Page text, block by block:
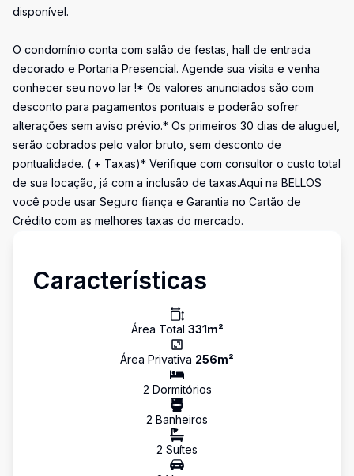
disponível.
O condomínio conta com salão de festas, hall de entrada
decorado e Portaria Presencial. Agende sua visita e venha
conhecer seu novo lar !* Os valores anunciados são com
desconto para pagamentos pontuais e poderão sofrer
alterações sem aviso prévio.* Os primeiros 30 dias de aluguel,
serão cobrados pelo valor bruto, sem desconto de
pontualidade. ( + Taxas)* Verifique com consultor o custo total
de sua locação, já com a inclusão de taxas.Aqui na BELLOS
você pode usar Seguro fiança e Garantia no Cartão de
Crédito com as melhores taxas do mercado.
Características
Área Total 331m²
Área Privativa 256m²
2 Dormitórios
2 Banheiros
2 Suítes